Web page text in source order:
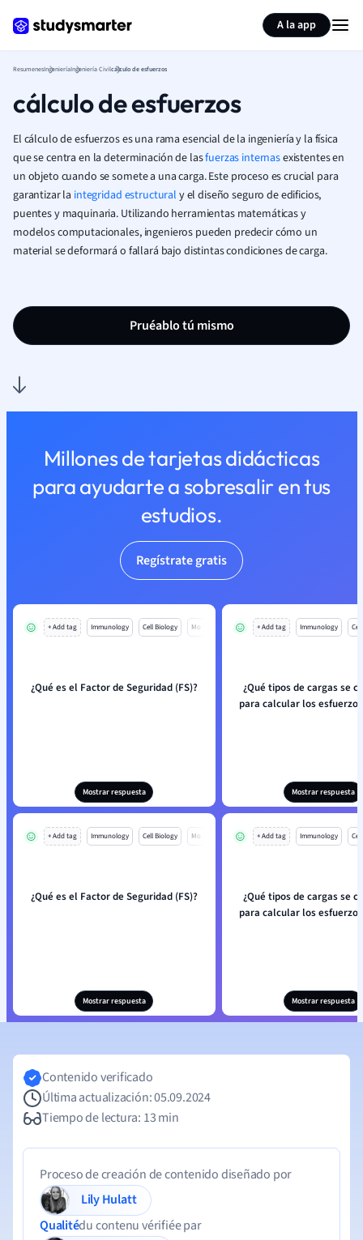
A la app
ResumenesIngenieríaIngeniería Civilcálculo de esfuerzos
cálculo de esfuerzos
El cálculo de esfuerzos es una rama esencial de la ingeniería y la física
que se centra en la determinación de lasfuerzas internasexistentes en
un objeto cuando se somete a una carga. Este proceso es crucial para
garantizar la integridad estructural y el diseño seguro de edificios,
puentes y maquinaria. Utilizando herramientas matemáticas y
modelos computacionales, ingenieros pueden predecir cómo un
material se deformará o fallará bajo distintas condiciones de carga.
Pruéablo tú mismo
Millones de tarjetas didácticas
para ayudarte a sobresalir en tus
estudios.
Regístrate gratis
+ Add tag Immunology Cell Biology Mo
¿Qué es el Factor de Seguridad (FS)?
Mostrar respuesta
+ Add tag Immunology
¿Qué tipos de cargas se
para calcular los
Mostrar respuesta
+ Add tag Immunology Cell Biology Mo
¿Qué es el Factor de Seguridad (FS)?
Mostrar respuesta
+ Add tag Immunology
¿Qué tipos de cargas se
para calcular los
Mostrar respuesta
Resumir página
Contenido verificado
Última actualización: 05.09.2024
Tiempo de lectura: 13 min
Proceso de creación de contenido diseñado por
Lily Hulatt
Qualitédu contenu vérifiée par